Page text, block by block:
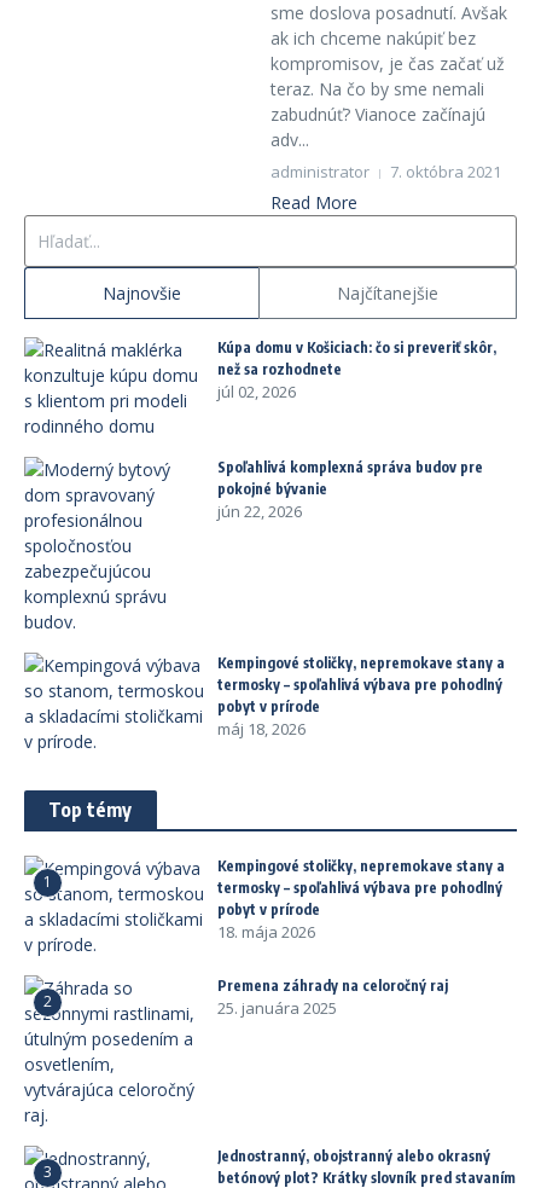
sme doslova posadnutí. Avšak
ak ich chceme nakúpiť bez
kompromisov, je čas začať už
teraz. Na čo by sme nemali
zabudnúť? Vianoce začínajú
adv...
administrator 7. októbra 2021
Read More
Najnovšie Najčítanejšie
Kúpa domu v Košiciach: čo si preveriť skôr,
než sa rozhodnete
júl 02, 2026
Spoľahlivá komplexná správa budov pre
pokojné bývanie
jún 22, 2026
Kempingové stoličky, nepremokave stany a
termosky – spoľahlivá výbava pre pohodlný
pobyt v prírode
máj 18, 2026
Top témy
1
Kempingové stoličky, nepremokave stany a
termosky – spoľahlivá výbava pre pohodlný
pobyt v prírode
18. mája 2026
2
Premena záhrady na celoročný raj
25. januára 2025
3
Jednostranný, obojstranný alebo okrasný
betónový plot? Krátky slovník pred stavaním